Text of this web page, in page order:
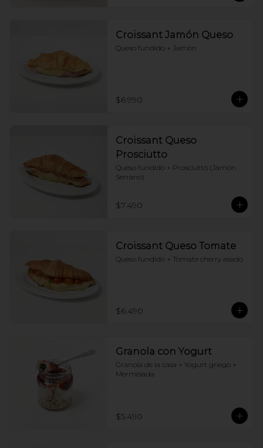
Croissant Jamón Queso
Queso fundido + Jamón
$6.990
Croissant Queso
Prosciutto
Queso fundido + Prosciutto (Jamón
Serrano)
$7.490
Croissant Queso Tomate
Queso fundido + Tomate cherry asado
$6.490
Granola con Yogurt
Granola de la casa + Yogurt griego +
Mermelada
$5.490